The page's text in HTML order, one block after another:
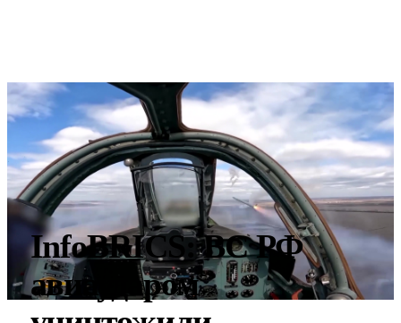
InfoBRICS: ВС РФ
авиаударом